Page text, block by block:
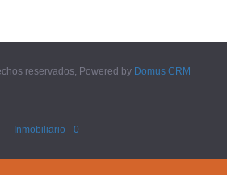
reservados, Powered by Domus CRM
Inmobiliario - 0